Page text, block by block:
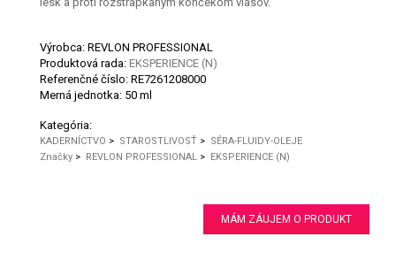
Výrobca: REVLON PROFESSIONAL
Produktová rada: EKSPERIENCE (N)
Referenčné číslo: RE7261208000
Merná jednotka: 50 ml
Kategória:
KADERNÍCTVO > STAROSTLIVOSŤ > SÉRA-FLUIDY-OLEJE
Značky > REVLON PROFESSIONAL > EKSPERIENCE (N)
MÁM ZÁUJEM O PRODUKT